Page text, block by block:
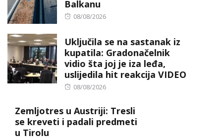
Balkanu
Posted
08/08/2026
Uključila se na sastanak iz
kupatila: Gradonačelnik
vidio šta joj je iza leđa,
uslijedila hit reakcija VIDEO
Posted
08/08/2026
Zemljotres u Austriji: Tresli
se kreveti i padali predmeti
u Tirolu